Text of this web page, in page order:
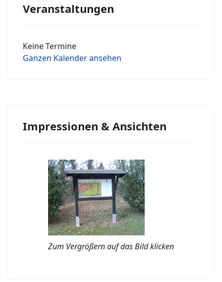
Veranstaltungen
Keine Termine
Ganzen Kalender ansehen
Impressionen & Ansichten
Zum Vergrößern auf das Bild klicken